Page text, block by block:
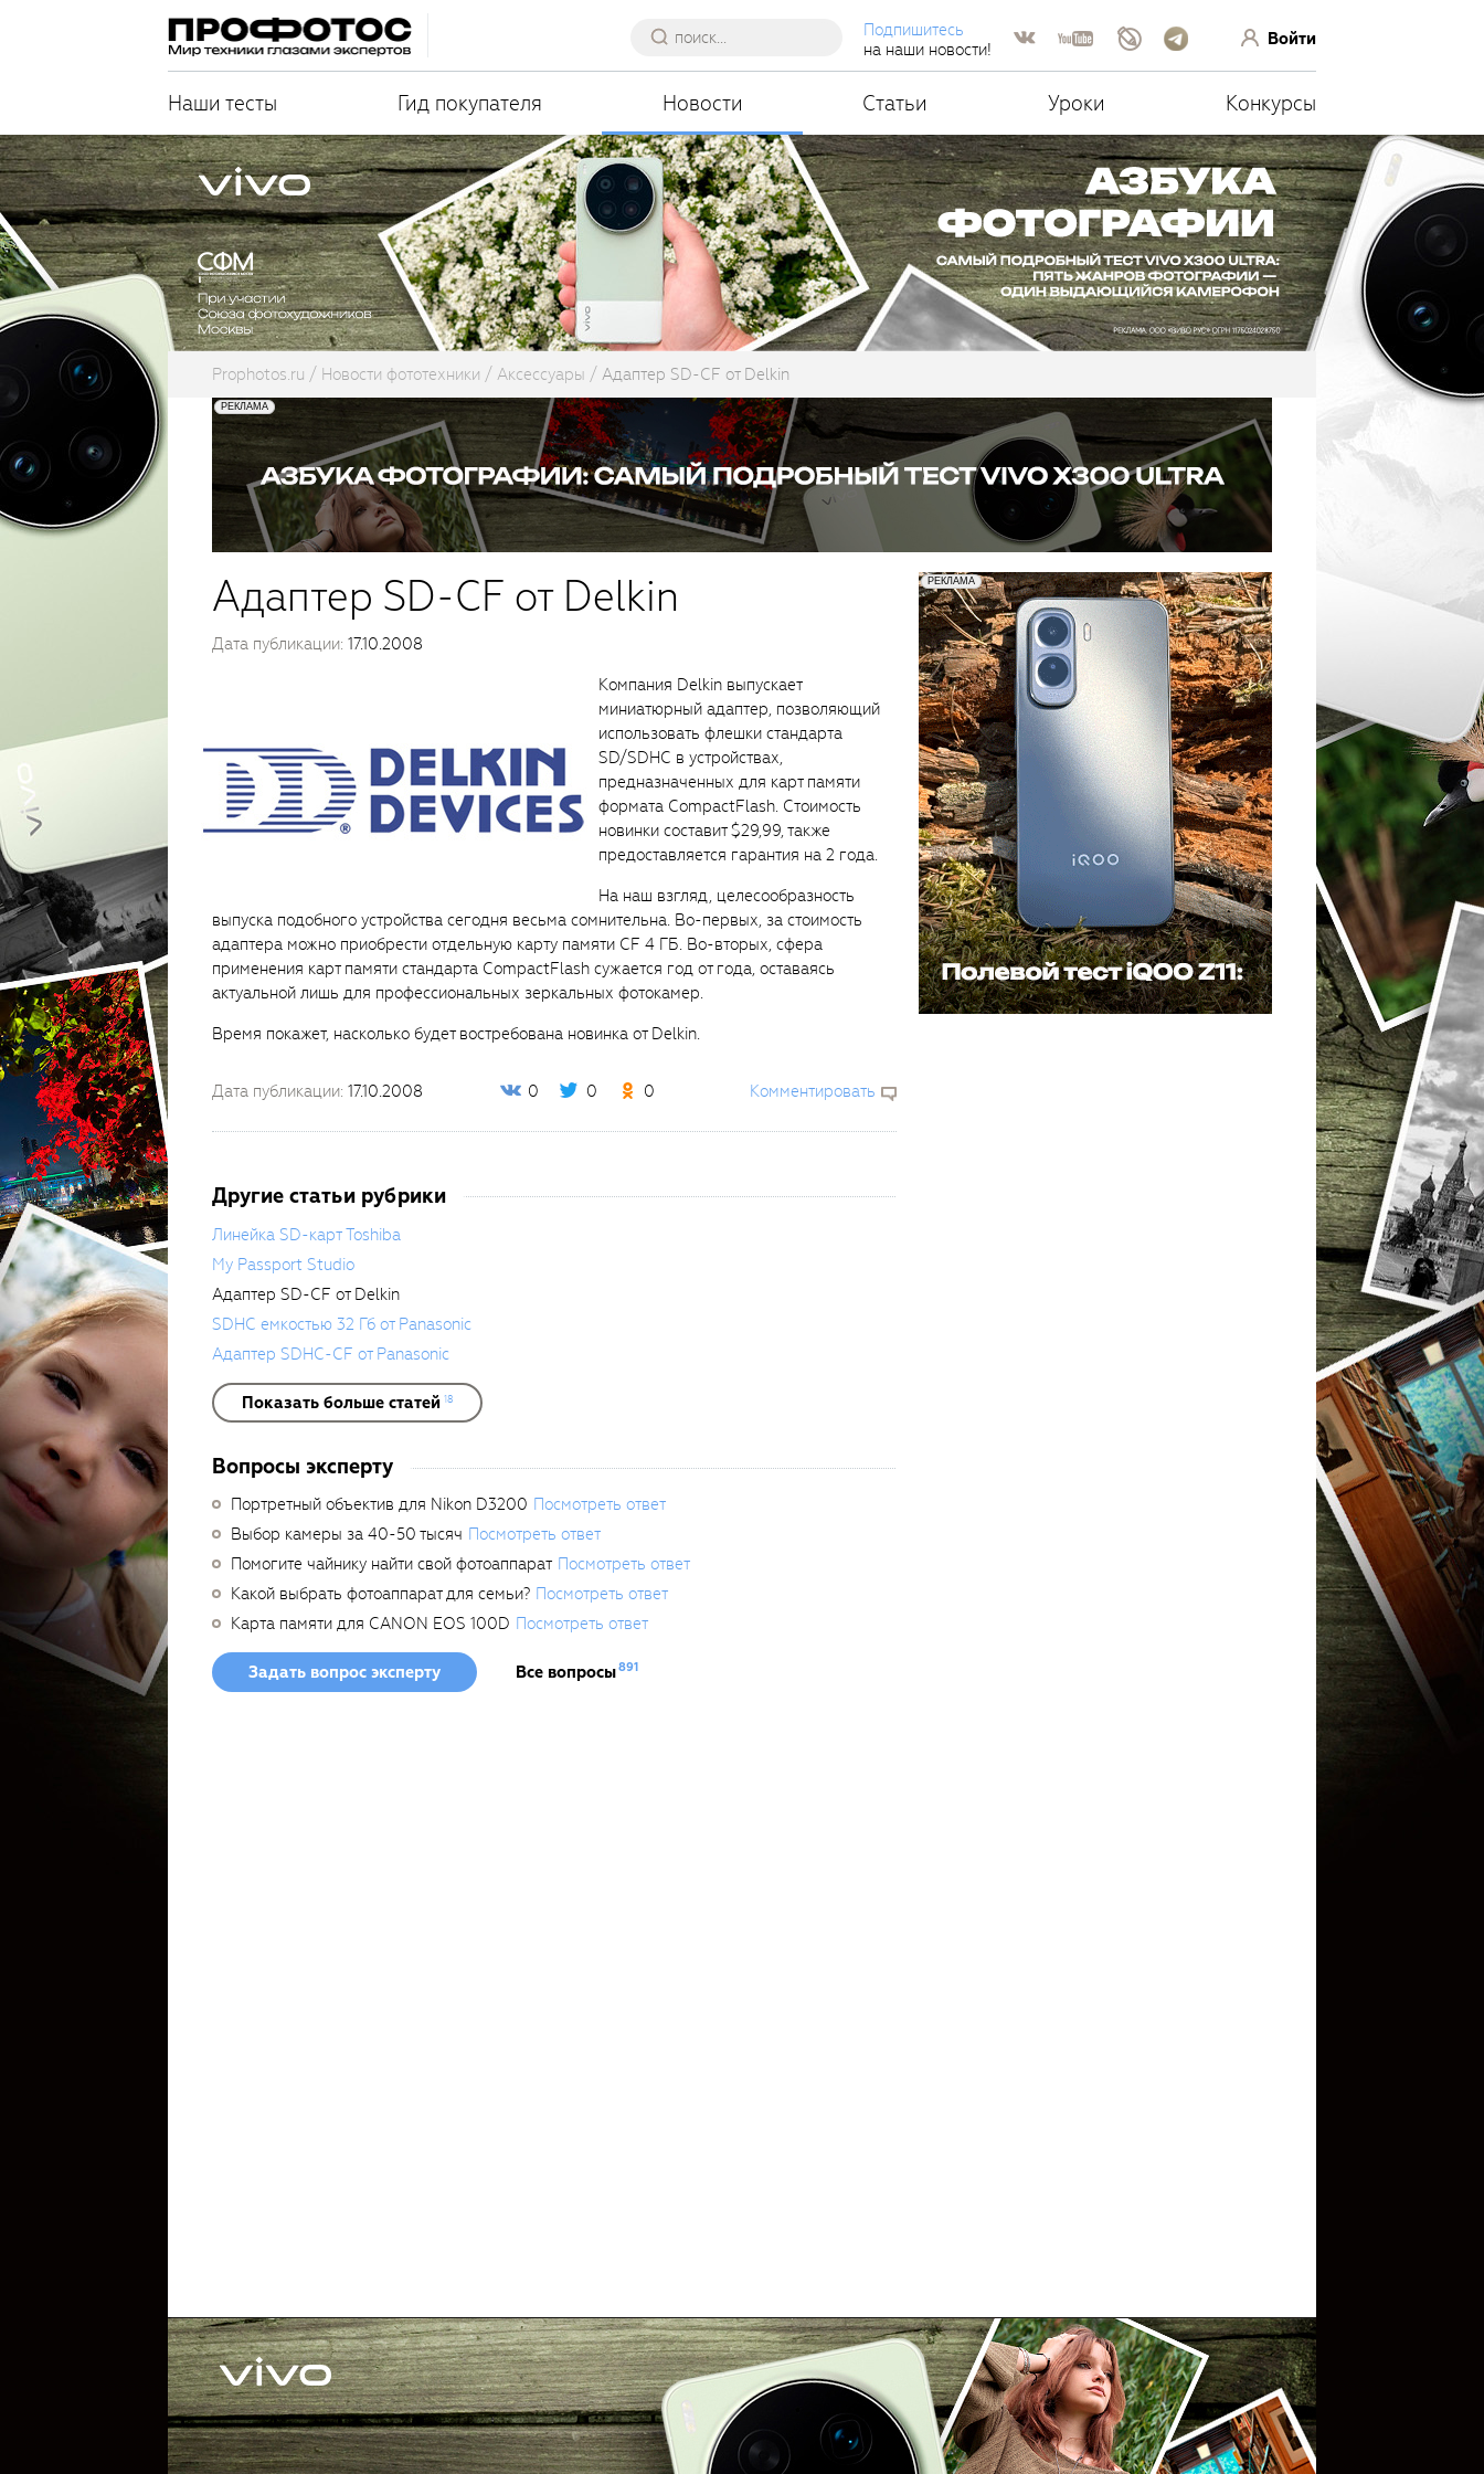
Подпишитесь
на наши новости!
Войти
Наши тесты Гид покупателя Новости Статьи Уроки Конкурсы
Prophotos.ru Новости фототехники Аксессуары Адаптер SD-CF от Delkin
Адаптер SD-CF от Delkin
Дата публикации: 17.10.2008
Компания Delkin выпускает
миниатюрный адаптер, позволяющий
использовать флешки стандарта
SD/SDHC в устройствах,
предназначенных для карт памяти
формата CompactFlash. Стоимость
новинки составит $29,99, также
предоставляется гарантия на 2 года.
На наш взгляд, целесообразность
выпуска подобного устройства сегодня весьма сомнительна. Во-первых, за стоимость
адаптера можно приобрести отдельную карту памяти CF 4 ГБ. Во-вторых, сфера
применения карт памяти стандарта CompactFlash сужается год от года, оставаясь
актуальной лишь для профессиональных зеркальных фотокамер.
Время покажет, насколько будет востребована новинка от Delkin.
Дата публикации: 17.10.2008 0 0 0 Комментировать
Другие статьи рубрики
Линейка SD-карт Toshiba
My Passport Studio
Адаптер SD-CF от Delkin
SDHC емкостью 32 Гб от Panasonic
Адаптер SDHC-CF от Panasonic
Показать больше статей 18
Вопросы эксперту
Портретный объектив для Nikon D3200 Посмотреть ответ
Выбор камеры за 40-50 тысяч Посмотреть ответ
Помогите чайнику найти свой фотоаппарат Посмотреть ответ
Какой выбрать фотоаппарат для семьи? Посмотреть ответ
Карта памяти для CANON EOS 100D Посмотреть ответ
Задать вопрос эксперту Все вопросы891